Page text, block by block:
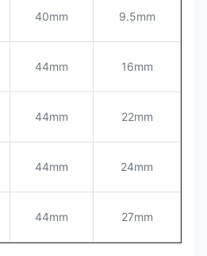
40mm 9.5mm
44mm 16mm
44mm 22mm
44mm 24mm
44mm 27mm